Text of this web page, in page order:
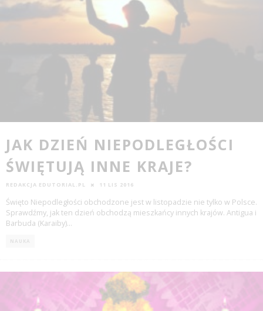
JAK DZIEŃ NIEPODLEGŁOŚCI
ŚWIĘTUJĄ INNE KRAJE?
REDAKCJA EDUTORIAL.PL 11 LIS 2016
Święto Niepodległości obchodzone jest w listopadzie nie tylko w Polsce.
Sprawdźmy, jak ten dzień obchodzą mieszkańcy innych krajów. Antigua i
Barbuda (Karaiby)...
NAUKA